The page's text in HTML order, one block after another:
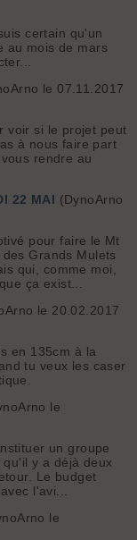
certain qu'un
au mois de mars
le 07.11.2017
voir si le projet peut
à nous faire part
rendre au
22 MAI (DynoArno
pour faire le Mt
Grands Mulets
qui, comme moi,
ça exist...
le 20.02.2017
en 135cm à la
tu veux les caser
le
un groupe
y a déjà deux
Le budget
l'avi...
le